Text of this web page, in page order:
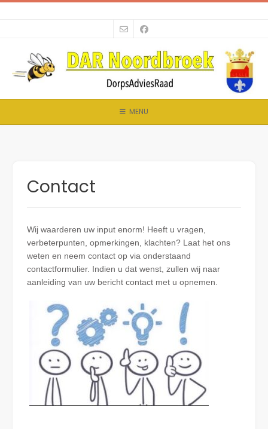
Spring
MENU
Contact
Wij waarderen uw input enorm! Heeft u vragen,
verbeterpunten, opmerkingen, klachten? Laat het ons
weten en neem contact op via onderstaand
contactformulier. Indien u dat wenst, zullen wij naar
aanleiding van uw bericht contact met u opnemen.